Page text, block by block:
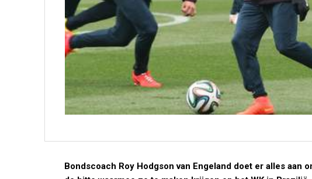
Bondscoach Roy Hodgson van Engeland doet er alles aan